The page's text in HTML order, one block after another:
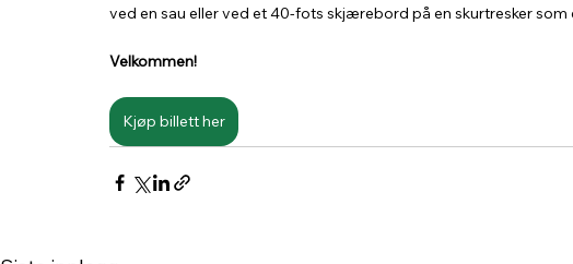
ved en sau eller ved et 40-fots skjærebord på en skurtresker som
Velkommen!
Kjøp billett her